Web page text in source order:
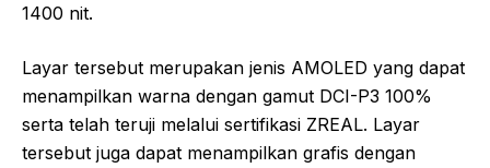
1400 nit.
Layar tersebut merupakan jenis AMOLED yang dapat
menampilkan warna dengan gamut DCI-P3 100%
serta telah teruji melalui sertifikasi ZREAL. Layar
tersebut juga dapat menampilkan grafis dengan